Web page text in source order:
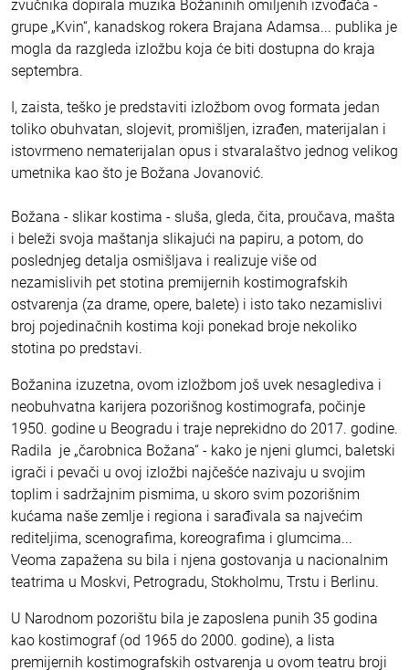
zvučnika dopirala muzika Božaninih omiljenih izvođača -
grupe „Kvin“, kanadskog rokera Brajana Adamsa... publika je
mogla da razgleda izložbu koja će biti dostupna do kraja
septembra.
I, zaista, teško je predstaviti izložbom ovog formata jedan
toliko obuhvatan, slojevit, promišljen, izrađen, materijalan i
istovrmeno nematerijalan opus i stvaralaštvo jednog velikog
umetnika kao što je Božana Jovanović.
Božana - slikar kostima - sluša, gleda, čita, proučava, mašta
i beleži svoja maštanja slikajući na papiru, a potom, do
poslednjeg detalja osmišljava i realizuje više od
nezamislivih pet stotina premijernih kostimografskih
ostvarenja (za drame, opere, balete) i isto tako nezamislivi
broj pojedinačnih kostima koji ponekad broje nekoliko
stotina po predstavi.
Božanina izuzetna, ovom izložbom još uvek nesaglediva i
neobuhvatna karijera pozorišnog kostimografa, počinje
1950. godine u Beogradu i traje neprekidno do 2017. godine.
Radila je „čarobnica Božana“ - kako je njeni glumci, baletski
igrači i pevači u ovoj izložbi najčešće nazivaju u svojim
toplim i sadržajnim pismima, u skoro svim pozorišnim
kućama naše zemlje i regiona i sarađivala sa najvećim
rediteljima, scenografima, koreografima i glumcima...
Veoma zapažena su bila i njena gostovanja u nacionalnim
teatrima u Moskvi, Petrogradu, Stokholmu, Trstu i Berlinu.
U Narodnom pozorištu bila je zaposlena punih 35 godina
kao kostimograf (od 1965 do 2000. godine), a lista
premijernih kostimografskih ostvarenja u ovom teatru broji